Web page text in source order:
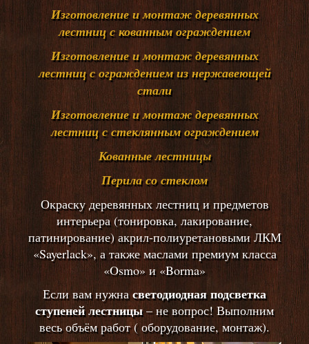
Изготовление и монтаж деревянных
лестниц с кованным ограждением
Изготовление и монтаж деревянных
лестниц с ограждением из нержавеющей
стали
Изготовление и монтаж деревянных
лестниц с стеклянным ограждением
Кованные лестницы
Перила со стеклом
Окраску деревянных лестниц и предметов
интерьера (тонировка, лакирование,
патинирование) акрил-полиуретановыми ЛКМ
«Sayerlack», а также маслами премиум класса
«Osmo» и «Borma»
Если вам нужнасветодиодная подсветка
ступеней лестницы– не вопрос! Выполним
весь объём работ ( оборудование, монтаж).